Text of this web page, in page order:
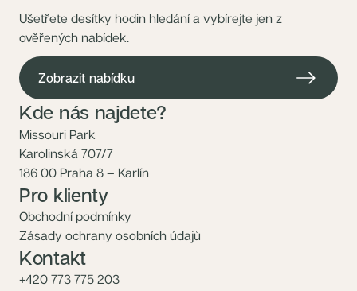
Ušetřete desítky hodin hledání a vybírejte jen z
ověřených nabídek.
Zobrazit nabídku
Kde nás najdete?
Missouri Park
Karolinská 707/7
186 00 Praha 8 – Karlín
Pro klienty
Obchodní podmínky
Zásady ochrany osobních údajů
Kontakt
+420 773 775 203